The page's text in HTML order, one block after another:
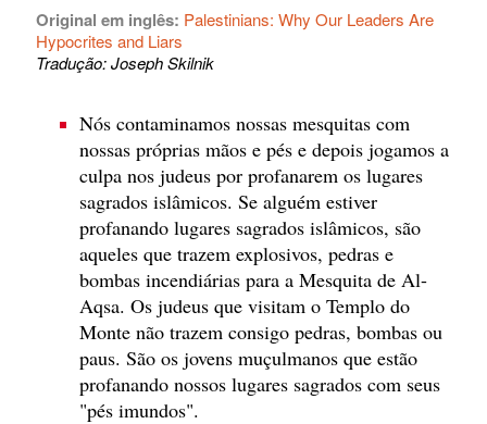
Original em inglês: Palestinians: Why Our Leaders Are
Hypocrites and Liars
Tradução: Joseph Skilnik
Nós contaminamos nossas mesquitas com
nossas próprias mãos e pés e depois jogamos a
culpa nos judeus por profanarem os lugares
sagrados islâmicos. Se alguém estiver
profanando lugares sagrados islâmicos, são
aqueles que trazem explosivos, pedras e
bombas incendiárias para a Mesquita de Al-
Aqsa. Os judeus que visitam o Templo do
Monte não trazem consigo pedras, bombas ou
paus. São os jovens muçulmanos que estão
profanando nossos lugares sagrados com seus
"pés imundos".